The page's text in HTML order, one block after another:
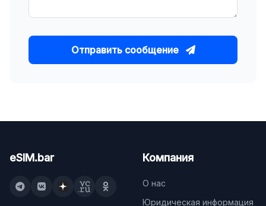
Отправить сообщение
eSIM.bar Компания
О нас
Юридическая информация